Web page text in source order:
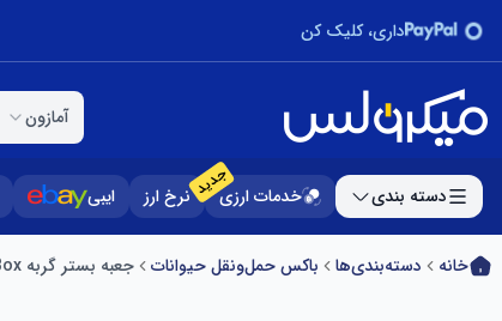
داری، کلیک کن
آمازون
دسته بندی خدمات ارزیجدیدنرخ ارز ایبی
خانه دسته‌بندی‌ها باکس حمل‌ونقل حیوانات جعبه بستر گربه Last page® l Cat Litter Box